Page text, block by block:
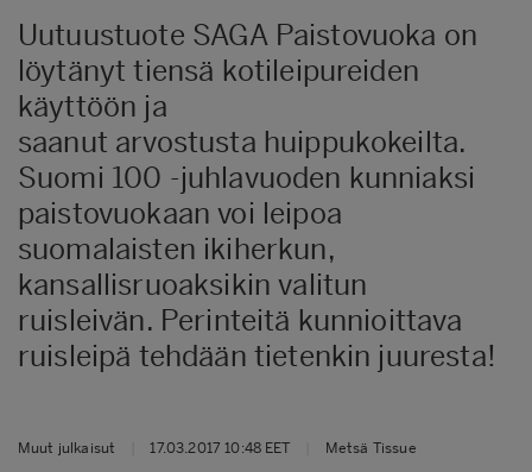
Uutuustuote SAGA Paistovuoka on
löytänyt tiensä kotileipureiden
käyttöön ja
saanut arvostusta huippukokeilta.
Suomi 100 -juhlavuoden kunniaksi
paistovuokaan voi leipoa
suomalaisten ikiherkun,
kansallisruoaksikin valitun
ruisleivän. Perinteitä kunnioittava
ruisleipä tehdään tietenkin juuresta!
Muut julkaisut 17.03.2017 10:48 EET Metsä Tissue